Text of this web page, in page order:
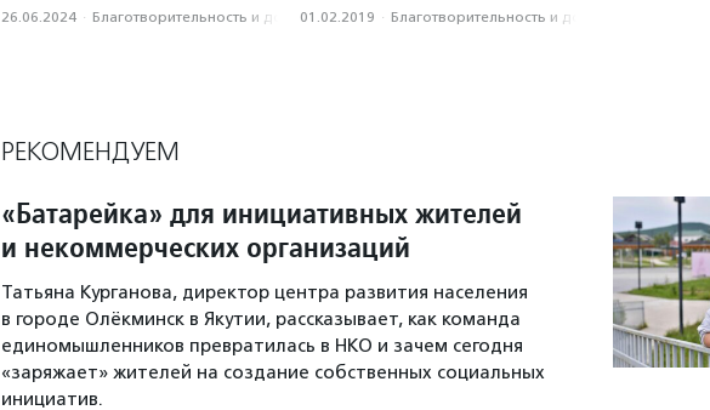
26.06.2024 · Благотвори­тель­ность и доброволь­чест­во
01.02.2019 · Благотвори­тель­ность и доброволь­чест­во
РЕКОМЕНДУЕМ
«Батарейка» для инициативных жителей
и некоммерческих организаций
Татьяна Курганова, директор центра развития населения
в городе Олёкминск в Якутии, рассказывает, как команда
единомышленников превратилась в НКО и зачем сегодня
«заряжает» жителей на создание собственных социальных
инициатив.